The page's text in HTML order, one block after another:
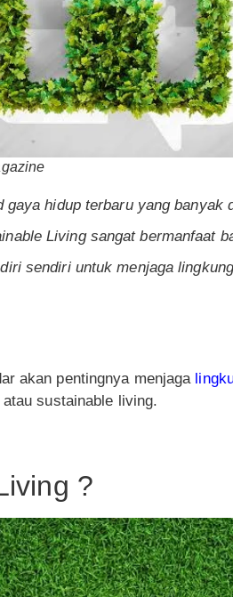
hidup terbaru yang banyak
Living sangat bermanfaat
sendiri untuk menjaga
akan pentingnya menjaga
sustainable living.
?